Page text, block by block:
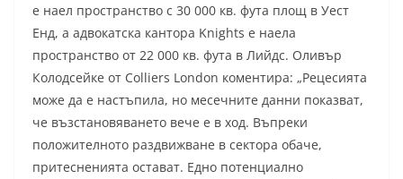
е наел пространство с 30 000 кв. фута площ в Уест
Енд, а адвокатска кантора Knights е наела
пространство от 22 000 кв. фута в Лийдс. Оливър
Колодсейке от Colliers London коментира: „Рецесията
може да е настъпила, но месечните данни показват,
че възстановяването вече е в ход. Въпреки
положителното раздвижване в сектора обаче,
притесненията остават. Едно потенциално